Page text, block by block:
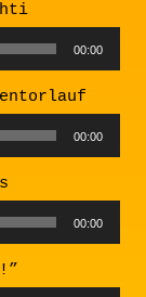
00:00
00:00
00:00